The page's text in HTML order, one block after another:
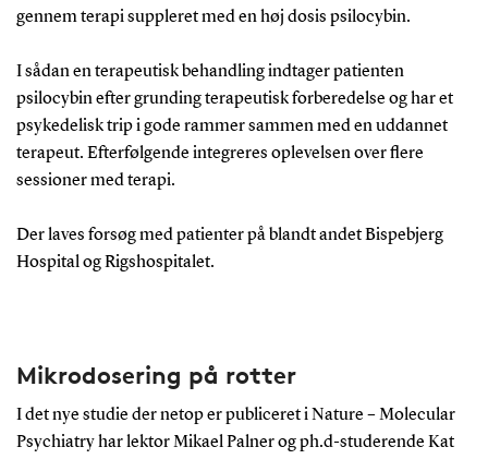
gennem terapi suppleret med en høj dosis psilocybin.
I sådan en terapeutisk behandling indtager patienten
psilocybin efter grunding terapeutisk forberedelse og har et
psykedelisk trip i gode rammer sammen med en uddannet
terapeut. Efterfølgende integreres oplevelsen over flere
sessioner med terapi.
Der laves forsøg med patienter på blandt andet Bispebjerg
Hospital og Rigshospitalet.
Mikrodosering på rotter
I det nye studie der netop er publiceret i Nature – Molecular
Psychiatry har lektor Mikael Palner og ph.d-studerende Kat